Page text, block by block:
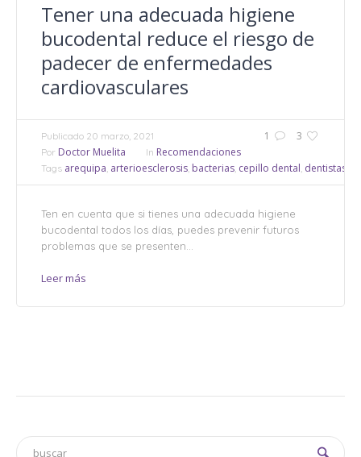
Tener una adecuada higiene
bucodental reduce el riesgo de
padecer de enfermedades
cardiovasculares
1 3
Publicado 20 marzo, 2021
Por Doctor Muelita In Recomendaciones
Tags arequipa, arterioesclerosis, bacterias, cepillo dental, dentistas
Ten en cuenta que si tienes una adecuada higiene
bucodental todos los días, puedes prevenir futuros
problemas que se presenten...
Leer más